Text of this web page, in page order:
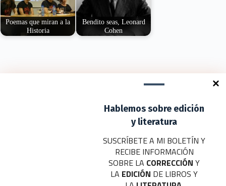
Hablemos sobre edición
y literatura
SUSCRÍBETE A MI BOLETÍN Y
RECIBE INFORMACIÓN
SOBRE LA CORRECCIÓNY
LA EDICIÓN DE LIBROS Y
Poemas que miran a la
Historia
Bendito seas, Leonard
Cohen
Tu dirección de correo electrónico no será publicada. Los campos